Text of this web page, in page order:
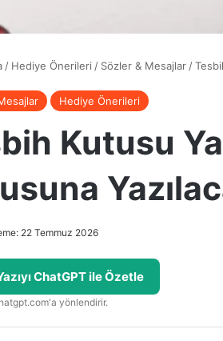
/ Hediye Önerileri / Sözler & Mesajlar /
Hediye Önerileri
Kutusu
22 Temmuz 2026
ChatGPT ile Özetle
yönlendirir.